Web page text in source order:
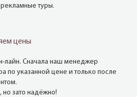
туры.
цены
лайн. Сначала наш менеджер
по указанной цене и только после
зато надёжно!